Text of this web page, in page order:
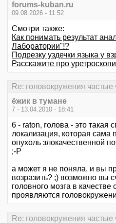
forums-kuban.ru
09.08.2026 - 11:52
Смотри также:
Как понимать результат
Лаборатории"!?
Подрезку уздечки языка у
Расскажите про
Re: головокружения
ёжик в тумане
7 - 13.04.2010 - 18:41
6 - raton, голова - это такая
локализация, которая сама
опухоль злокачественной
;-Р
а может я не поняла, и вы
возразить? ;) возможно вы
головного мозга в
проявляются
Re: головокружения